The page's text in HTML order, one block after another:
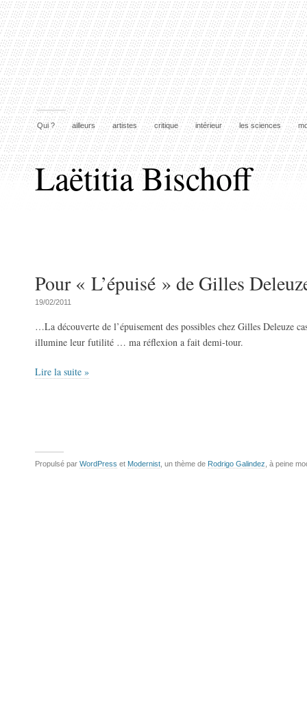
Qui ? ailleurs artistes critique intérieur les sciences
Laëtitia Bischoff
Pour « L’épuisé » de Gilles
19/02/2011
…La découverte de l’épuisement des possibles chez Gilles Deleuze
illumine leur futilité … ma réflexion a fait demi-tour.
Lire la suite »
Propulsé par WordPress et Modernist , un thème de Rodrigo Galindez , à peine